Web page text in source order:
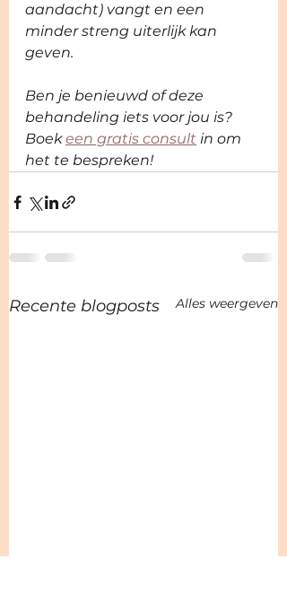
aandacht) vangt en een
minder streng uiterlijk kan
geven.
Ben je benieuwd of deze
behandeling iets voor jou is?
Boek een gratis consult in om
het te bespreken!
Recente blogposts Alles weergeven